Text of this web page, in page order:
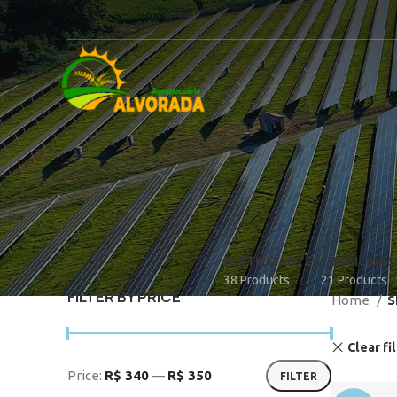
FERTILIZANTES
38 Products
FUNGICIDAS
21 Products
FILTER BY PRICE
Min
Max
FILTER
Price: R$ 340— R$ 350
Home
Clear